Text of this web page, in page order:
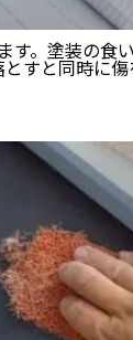
す。塗装の食
すと同時に傷